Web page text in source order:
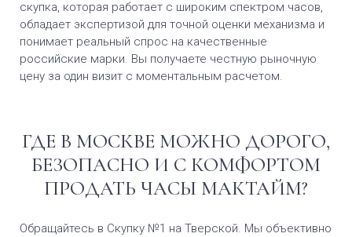
скупка, которая работает с широким спектром часов,
обладает экспертизой для точной оценки механизма и
понимает реальный спрос на качественные
российские марки. Вы получаете честную рыночную
цену за один визит с моментальным расчетом.
ГДЕ В МОСКВЕ МОЖНО ДОРОГО,
БЕЗОПАСНО И С КОМФОРТОМ
ПРОДАТЬ ЧАСЫ МАКТАЙМ?
Обращайтесь в Скупку №1 на Тверской. Мы объективно